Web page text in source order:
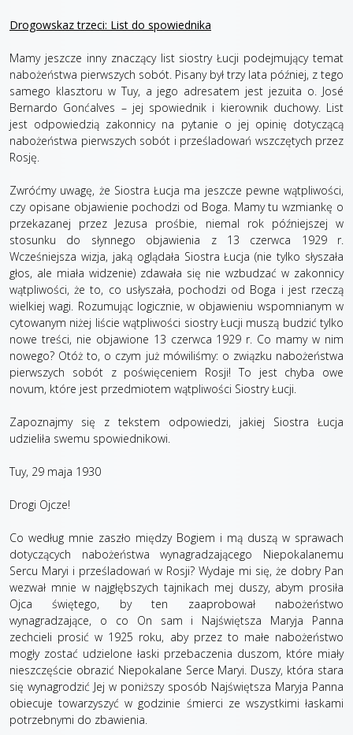
Drogowskaz trzeci: List do spowiednika
Mamy jeszcze inny znaczący list siostry Łucji podejmujący temat
nabożeństwa pierwszych sobót. Pisany był trzy lata później, z tego
samego klasztoru w Tuy, a jego adresatem jest jezuita o. José
Bernardo Gonćalves – jej spowiednik i kierownik duchowy. List
jest odpowiedzią zakonnicy na pytanie o jej opinię dotyczącą
nabożeństwa pierwszych sobót i prześladowań wszczętych przez
Rosję.
Zwróćmy uwagę, że Siostra Łucja ma jeszcze pewne wątpliwości,
czy opisane objawienie pochodzi od Boga. Mamy tu wzmiankę o
przekazanej przez Jezusa prośbie, niemal rok późniejszej w
stosunku do słynnego objawienia z 13 czerwca 1929 r.
Wcześniejsza wizja, jaką oglądała Siostra Łucja (nie tylko słyszała
głos, ale miała widzenie) zdawała się nie wzbudzać w zakonnicy
wątpliwości, że to, co usłyszała, pochodzi od Boga i jest rzeczą
wielkiej wagi. Rozumując logicznie, w objawieniu wspomnianym w
cytowanym niżej liście wątpliwości siostry Łucji muszą budzić tylko
nowe treści, nie objawione 13 czerwca 1929 r. Co mamy w nim
nowego? Otóż to, o czym już mówiliśmy: o związku nabożeństwa
pierwszych sobót z poświęceniem Rosji! To jest chyba owe
novum, które jest przedmiotem wątpliwości Siostry Łucji.
Zapoznajmy się z tekstem odpowiedzi, jakiej Siostra Łucja
udzieliła swemu spowiednikowi.
Tuy, 29 maja 1930
Drogi Ojcze!
Co według mnie zaszło między Bogiem i mą duszą w sprawach
dotyczących nabożeństwa wynagradzającego Niepokalanemu
Sercu Maryi i prześladowań w Rosji? Wydaje mi się, że dobry Pan
wezwał mnie w najgłębszych tajnikach mej duszy, abym prosiła
Ojca świętego, by ten zaaprobował nabożeństwo
wynagradzające, o co On sam i Najświętsza Maryja Panna
zechcieli prosić w 1925 roku, aby przez to małe nabożeństwo
mogły zostać udzielone łaski przebaczenia duszom, które miały
nieszczęście obrazić Niepokalane Serce Maryi. Duszy, która stara
się wynagrodzić Jej w poniższy sposób Najświętsza Maryja Panna
obiecuje towarzyszyć w godzinie śmierci ze wszystkimi łaskami
potrzebnymi do zbawienia.